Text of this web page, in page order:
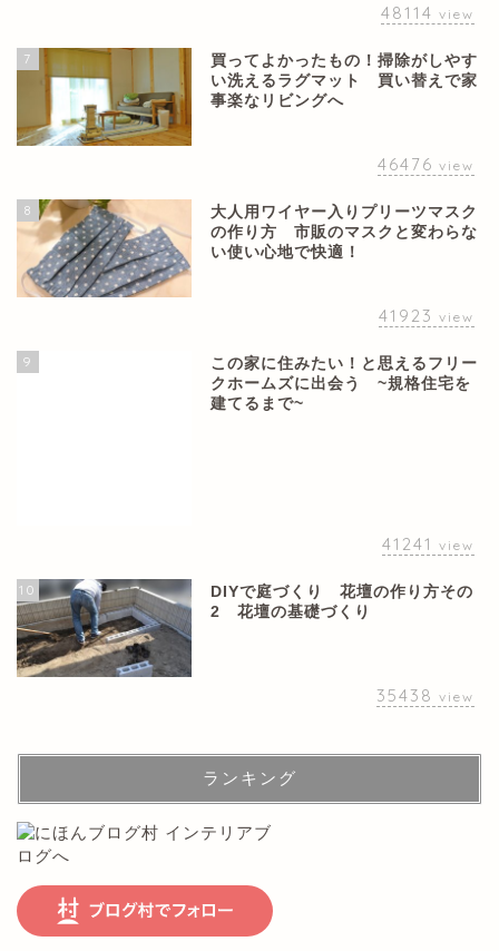
48114 view
7
買ってよかったもの！掃除がしやす
い洗えるラグマット 買い替えで家
事楽なリビングへ
46476 view
8
大人用ワイヤー入りプリーツマスク
の作り方 市販のマスクと変わらな
い使い心地で快適！
41923 view
9
この家に住みたい！と思えるフリー
クホームズに出会う ~規格住宅を
建てるまで~
41241 view
10
DIYで庭づくり 花壇の作り方その
2 花壇の基礎づくり
35438 view
ランキング